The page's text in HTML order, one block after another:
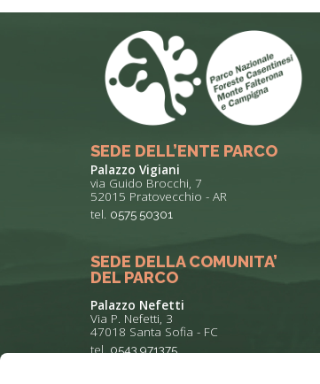
SEDE DELL’ENTE PARCO
Palazzo Vigiani
via Guido Brocchi, 7
52015 Pratovecchio - AR
tel. 0575 50301
SEDE DELLA COMUNITA’
DEL PARCO
Palazzo Nefetti
Via P. Nefetti, 3
47018 Santa Sofia - FC
tel.0543 971375